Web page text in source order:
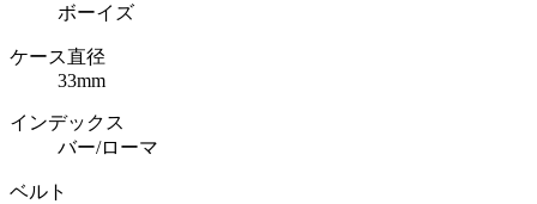
ボーイズ
ケース直径
33mm
インデックス
バー/ローマ
ベルト